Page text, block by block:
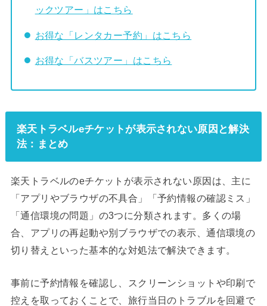
ックツアー」はこちら
お得な「レンタカー予約」はこちら
お得な「バスツアー」はこちら
楽天トラベルeチケットが表示されない原因と解決
法：まとめ
楽天トラベルのeチケットが表示されない原因は、主に
「アプリやブラウザの不具合」「予約情報の確認ミス」
「通信環境の問題」の3つに分類されます。多くの場
合、アプリの再起動や別ブラウザでの表示、通信環境の
切り替えといった基本的な対処法で解決できます。
事前に予約情報を確認し、スクリーンショットや印刷で
控えを取っておくことで、旅行当日のトラブルを回避で